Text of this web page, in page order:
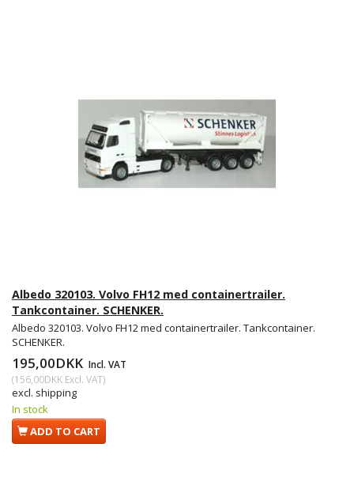
Albedo 320103. Volvo FH12 med containertrailer.
Tankcontainer. SCHENKER.
Albedo 320103. Volvo FH12 med containertrailer. Tankcontainer.
SCHENKER.
195,00DKK Incl. VAT
(156,00DKK Excl. VAT)
excl. shipping
In stock
ADD TO CART